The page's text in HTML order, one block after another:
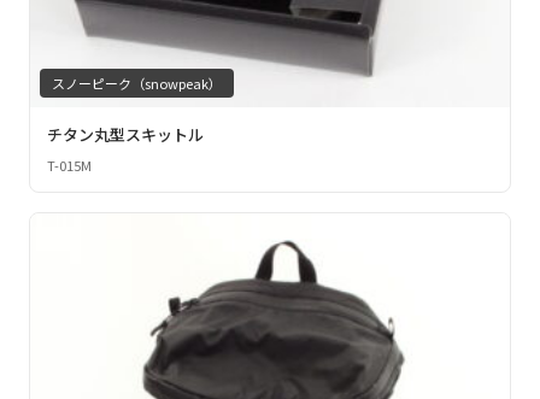
スノーピーク（snowpeak）
チタン丸型スキットル
T-015M